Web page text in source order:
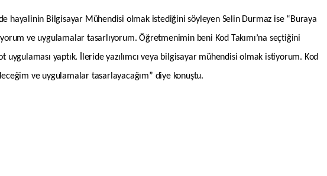
hayalinin Bilgisayar Mühendisi olmak istediğini söyleyen Selin Durmaz ise “Buraya
ve uygulamalar tasarlıyorum. Öğretmenimin beni Kod Takımı’na seçtiğini
yaptık. İleride yazılımcı veya bilgisayar mühendisi olmak istiyorum. Kod
ve uygulamalar tasarlayacağım” diye konuştu.